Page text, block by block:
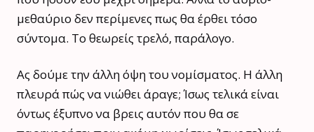
μεθαύριο δεν περίμενες πως θα έρθει τόσο
σύντομα. Το θεωρείς τρελό, παράλογο.
Ας δούμε την άλλη όψη του νομίσματος. Η άλλη
πλευρά πώς να νιώθει άραγε; Ίσως τελικά είναι
όντως έξυπνο να βρεις αυτόν που θα σε